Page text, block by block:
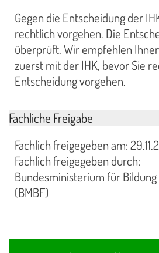
Gegen die Entscheidung der
rechtlich vorgehen. Die
überprüft. Wir empfehlen
zuerst mit der IHK, bevor Sie
Entscheidung vorgehen.
Fachliche Freigabe
Fachlich freigegeben am:
Fachlich freigegeben durch:
Bundesministerium für Bildung
(BMBF)